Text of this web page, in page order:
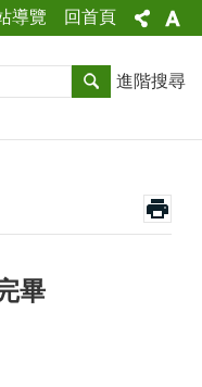
導覽 回首頁
進階搜尋
畢